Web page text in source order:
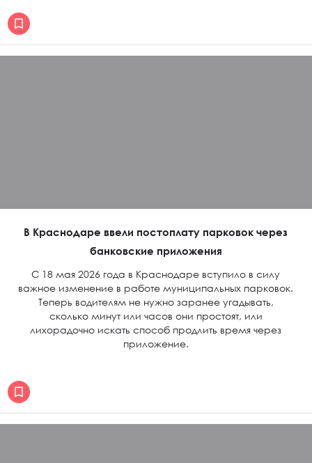
В Краснодаре ввели постоплату парковок через
банковские приложения
С 18 мая 2026 года в Краснодаре вступило в силу
важное изменение в работе муниципальных парковок.
Теперь водителям не нужно заранее угадывать,
сколько минут или часов они простоят, или
лихорадочно искать способ продлить время через
приложение.